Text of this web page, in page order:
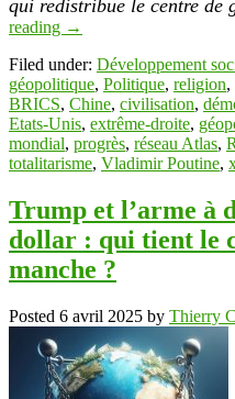
qui redistribue le centre de
reading →
Filed under: Développement
géopolitique, Politique, religion,
BRICS, Chine, civilisation,
Etats-Unis, extrême-droite,
mondial, progrès, réseau Atlas,
totalitarisme, Vladimir Poutine,
Trump et l’arme à
dollar : qui tient le
manche ?
Posted 6 avril 2025 by Thierry